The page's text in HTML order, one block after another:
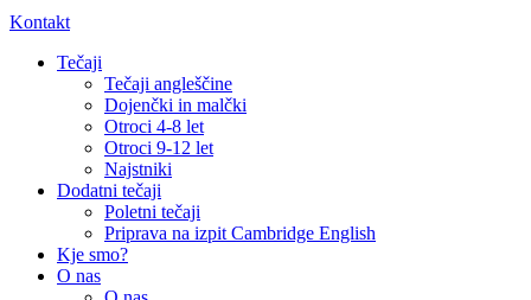
Kontakt
Tečaji
Tečaji angleščine
Dojenčki in malčki
Otroci 4-8 let
Otroci 9-12 let
Najstniki
Dodatni tečaji
Poletni tečaji
Priprava na izpit Cambridge English
Kje smo?
O nas